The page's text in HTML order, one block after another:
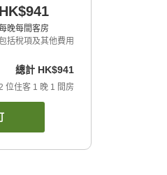
HK$941
晚每間客房
括稅項及其他費用
總計 HK$941
位住客 1 晚 1 間房